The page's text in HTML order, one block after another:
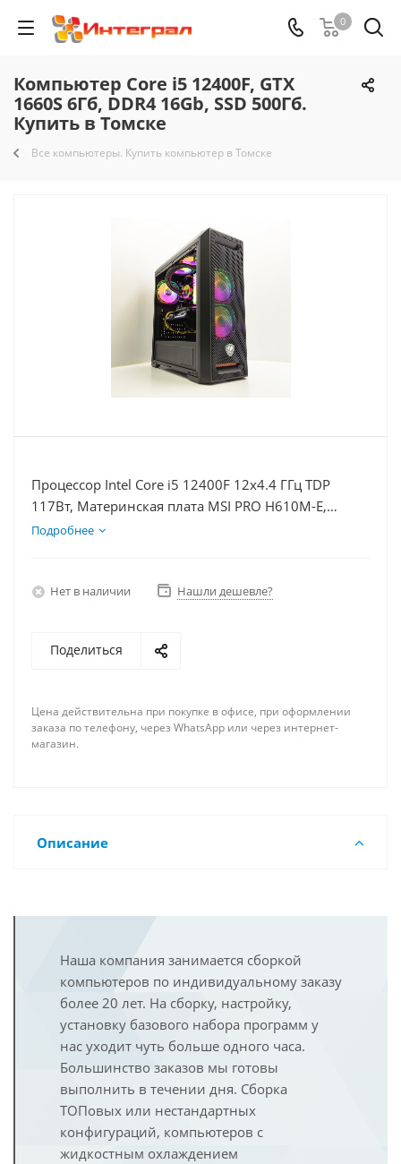
0
Компьютер Core i5 12400F, GTX
1660S 6Гб, DDR4 16Gb, SSD 500Гб.
Купить в Томске
Все компьютеры. Купить компьютер в Томске
Процессор Intel Core i5 12400F 12x4.4 ГГц TDP
117Вт, Материнская плата MSI PRO H610M-E,
Видеокарта GTX 1660S 6Гб, Память DDR4 16Gb,
Подробнее
Нет в наличии Нашли дешевле?
Поделиться
Цена действительна при покупке в офисе, при оформлении
заказа по телефону, через WhatsApp или через интернет-
магазин.
Описание
Наша компания занимается сборкой
компьютеров по индивидуальному заказу
более 20 лет. На сборку, настройку,
установку базового набора программ у
нас уходит чуть больше одного часа.
Большинство заказов мы готовы
выполнить в течении дня. Сборка
ТОПовых или нестандартных
конфигураций, компьютеров с
жидкостным охлаждением